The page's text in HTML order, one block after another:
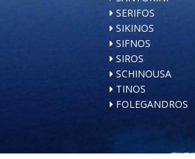
SERIFOS
SIKINOS
SIFNOS
SIROS
SCHINOUSA
TINOS
FOLEGANDROS